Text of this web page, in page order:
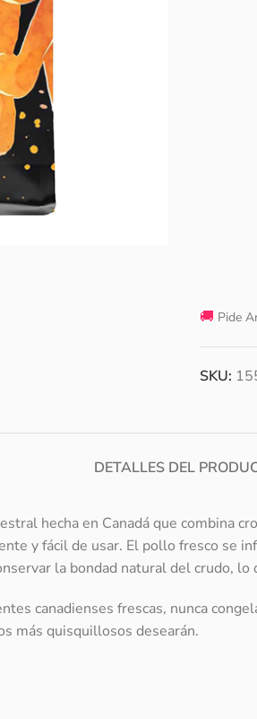
🚚 Pide
SKU:
DETALLES DEL
hecha en Canadá que combina
y fácil de usar. El pollo fresco se
la bondad natural del crudo,
canadienses frescas, nunca
más quisquillosos desearán.